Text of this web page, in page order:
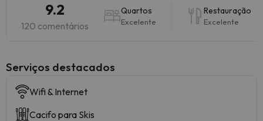
9.2
120 comentários
Quartos
Excelente
Restauração
Excelente
Serviços destacados
Wifi & Internet
Cacifo para Skis